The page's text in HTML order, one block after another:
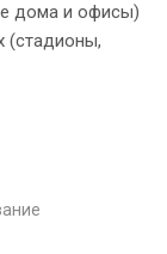
дома и офисы)
(стадионы,